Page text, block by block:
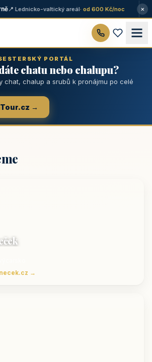
📍 Lednicko-valtický areál· od 600 Kč/noc ×
PORTÁL
chatu nebo chalupu?
chat, chalup a srubů k pronájmu po celé
→
→